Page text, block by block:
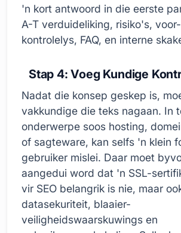
'n kort antwoord in die eerste
A-T verduideliking, risiko's,
kontrolelys, FAQ, en interne
Stap 4: Voeg Kundige
Nadat die konsep geskep is,
vakkundige die teks nagaan. In
onderwerpe soos hosting,
of sagteware, kan selfs 'n klein
gebruiker mislei. Daar moet
aangedui word dat 'n SSL-
vir SEO belangrik is nie, maar
datasekuriteit, blaaier-
veiligheidswaarskuwings en